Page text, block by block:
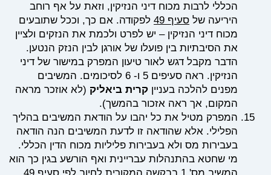
הכללי לרבות מכוח דיני הנזיקין, וזאת על אף רוחב
היריעה של סעיף 49
לפקודה. אם כך, וככל שתובעים
מכוח דיני הנזיקין – יש לפרט ולכמת את הנזקים ולציין
את הסיבתיות בין פועלו של אורגן לבין הנזק הנטען.
הדבר מקבל דגש לאור טיעון המפרק במישור של דיני
הנזיקין. ראה סעיפים 5 ו- 6 לסיכומים. המשיבים
מפנים להלכה בעניין קרית ביאליק (לא אוזכר מראה
המקום, אך ראה אזכור בהמשך).
המפרק מטיל את כל יהבו על הודאת המשיבים בהליך
הפלילי. אלא שהודאה זו לדעת המשיבים הנה הודאה
בעבירות מס ולא בעבירות פליליות מכוח הדין הכללי.
מי שחטא בהתנהלות עבריינית ואף הורשע בגין כך הוא